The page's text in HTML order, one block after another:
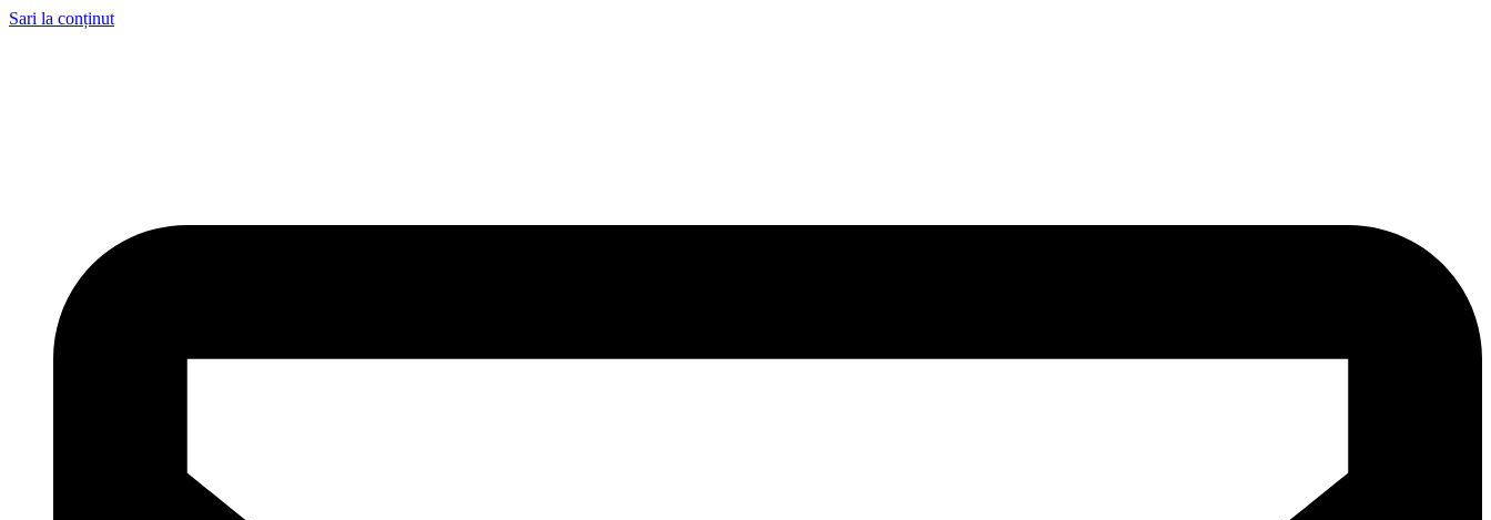
Sari la conținut